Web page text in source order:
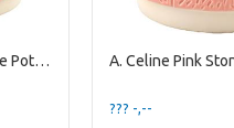
A. Celine Pink Stoneware Pot ES-15
??? -,--